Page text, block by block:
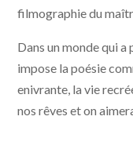
filmographie du
Dans un monde qui a
impose la poésie
enivrante, la vie
nos rêves et on